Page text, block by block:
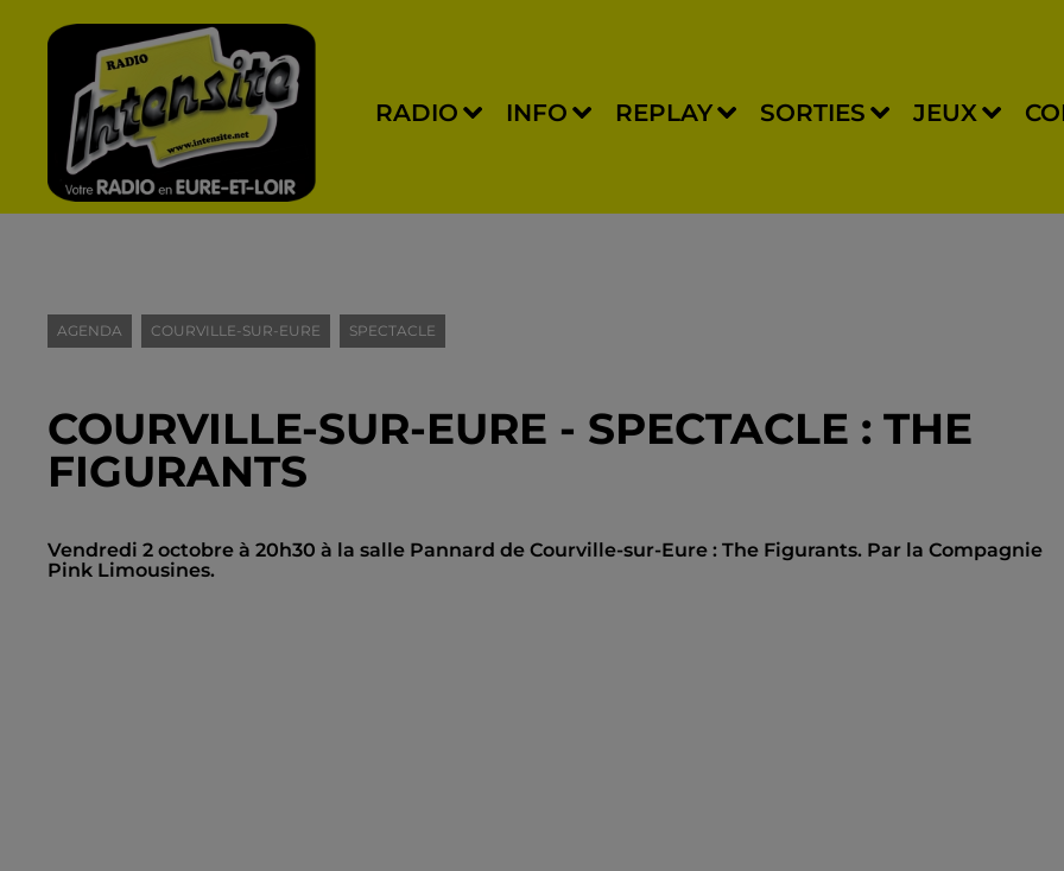
RADIO INFO REPLAY SORTIES JEUX
AGENDA COURVILLE-SUR-EURE SPECTACLE
COURVILLE-SUR-EURE - SPECTACLE : THE
FIGURANTS
Vendredi 2 octobre à 20h30 à la salle Pannard de Courville-sur-Eure : The Figurants. Par la Compagnie
Pink Limousines.